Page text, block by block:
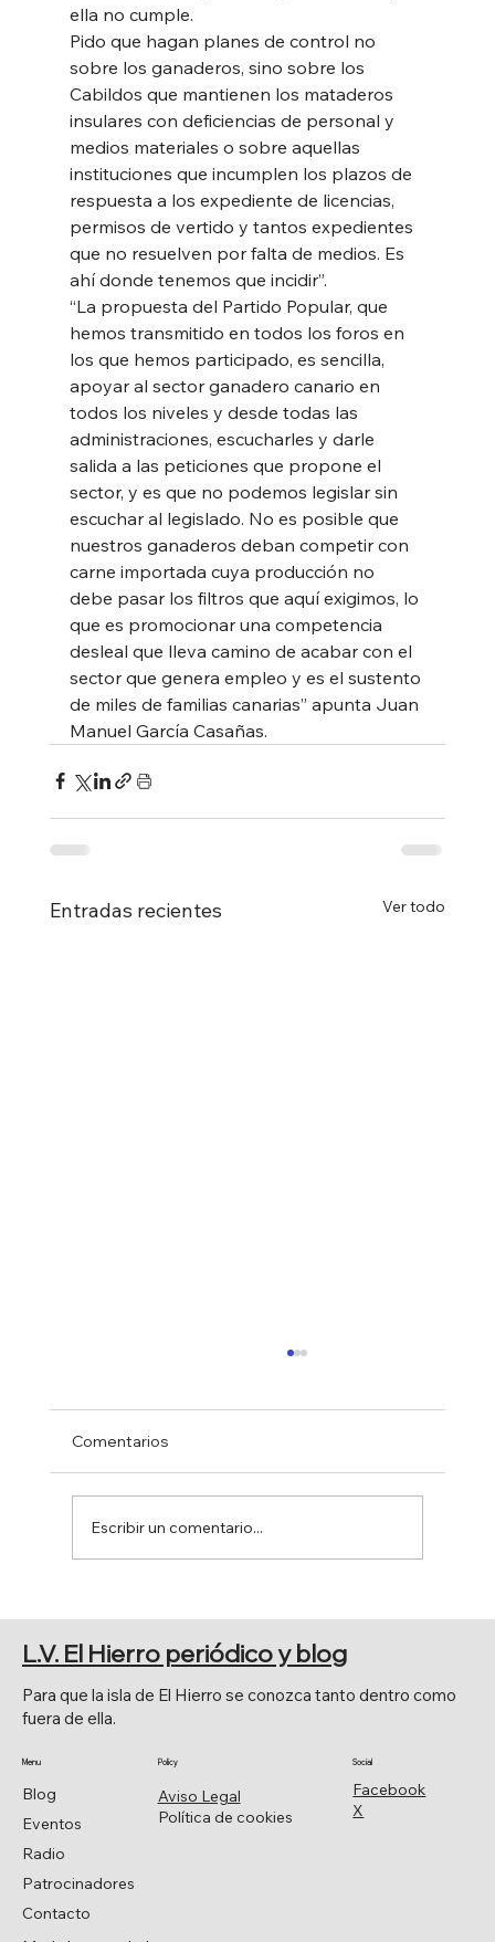
ella no cumple.
Pido que hagan planes de control no
sobre los ganaderos, sino sobre los
Cabildos que mantienen los mataderos
insulares con deficiencias de personal y
medios materiales o sobre aquellas
instituciones que incumplen los plazos de
respuesta a los expediente de licencias,
permisos de vertido y tantos expedientes
que no resuelven por falta de medios. Es
ahí donde tenemos que incidir”.
“La propuesta del Partido Popular, que
hemos transmitido en todos los foros en
los que hemos participado, es sencilla,
apoyar al sector ganadero canario en
todos los niveles y desde todas las
administraciones, escucharles y darle
salida a las peticiones que propone el
sector, y es que no podemos legislar sin
escuchar al legislado. No es posible que
nuestros ganaderos deban competir con
carne importada cuya producción no
debe pasar los filtros que aquí exigimos, lo
que es promocionar una competencia
desleal que lleva camino de acabar con el
sector que genera empleo y es el sustento
de miles de familias canarias” apunta Juan
Manuel García Casañas.
Entradas recientes Ver todo
Comentarios
Escribir un comentario...
Facebook
X
Social
Aviso Legal
Política de cookies
Policy
Blog
Eventos
Radio
Patrocinadores
Contacto
Menu
Para que la isla de El Hierro se conozca tanto dentro como
fuera de ella.
L.V. El Hierro periódico y blog